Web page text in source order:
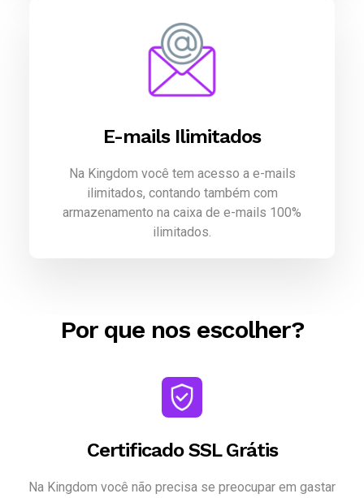
E-mails Ilimitados
Na Kingdom você tem acesso a e-mails
ilimitados, contando também com
armazenamento na caixa de e-mails 100%
ilimitados.
Por que nos escolher?
Certificado SSL Grátis
Na Kingdom você não precisa se preocupar em gastar